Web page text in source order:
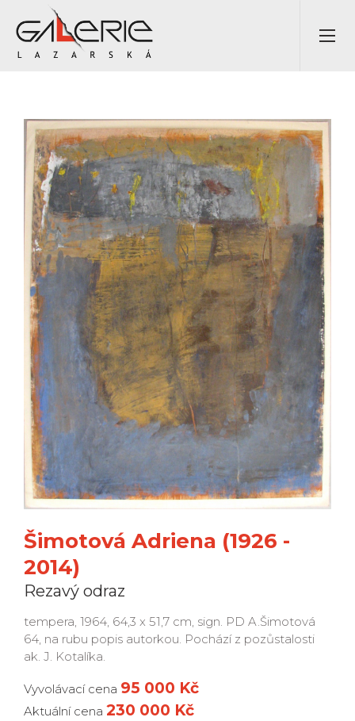
Šimotová Adriena (1926 -
2014)
Rezavý odraz
tempera, 1964, 64,3 x 51,7 cm, sign. PD A.Šimotová
64, na rubu popis autorkou. Pochází z pozůstalosti
ak. J. Kotalíka.
Vyvolávací cena 95 000 Kč
Aktuální cena 230 000 Kč